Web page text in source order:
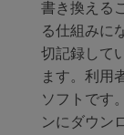
書き換える
る仕組みに
切記録して
ます。利用
ソフトです
ンにダウン